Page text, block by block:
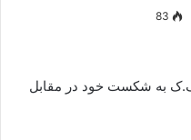
83
به شکست خود در مقابل